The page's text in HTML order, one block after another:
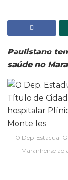
Paulistano
saúde no
O Dep. Estadual
Maranhense ao